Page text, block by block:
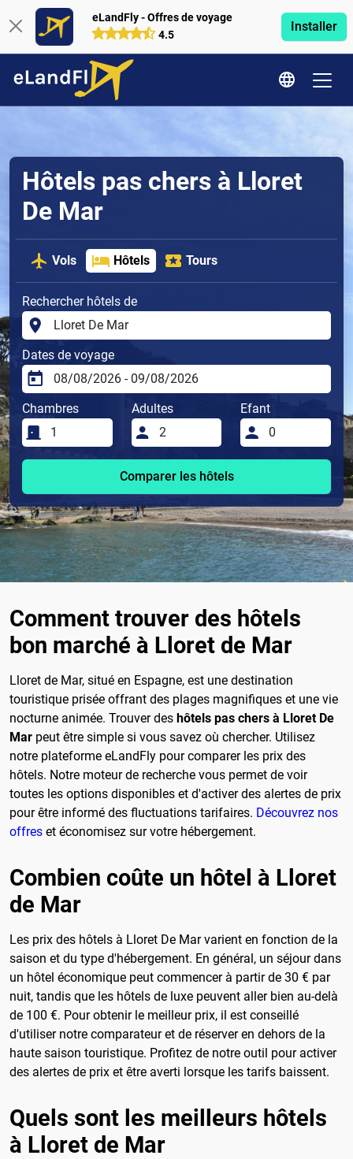
eLandFly - Offres de voyage
4.5
Installer
Hôtels pas chers à Lloret
De Mar
Vols Hôtels Tours
Rechercher hôtels de
Dates de voyage
Chambres Adultes Efant
Comparer les hôtels
Comment trouver des hôtels
bon marché à Lloret de Mar
Lloret de Mar, situé en Espagne, est une destination
touristique prisée offrant des plages magnifiques et une vie
nocturne animée. Trouver des hôtels pas chers à Lloret De
Mar peut être simple si vous savez où chercher. Utilisez
notre plateforme eLandFly pour comparer les prix des
hôtels. Notre moteur de recherche vous permet de voir
toutes les options disponibles et d'activer des alertes de prix
pour être informé des fluctuations tarifaires. Découvrez nos
offres et économisez sur votre hébergement.
Combien coûte un hôtel à Lloret
de Mar
Les prix des hôtels à Lloret De Mar varient en fonction de la
saison et du type d'hébergement. En général, un séjour dans
un hôtel économique peut commencer à partir de 30 € par
nuit, tandis que les hôtels de luxe peuvent aller bien au-delà
de 100 €. Pour obtenir le meilleur prix, il est conseillé
d'utiliser notre comparateur et de réserver en dehors de la
haute saison touristique. Profitez de notre outil pour activer
des alertes de prix et être averti lorsque les tarifs baissent.
Quels sont les meilleurs hôtels
à Lloret de Mar